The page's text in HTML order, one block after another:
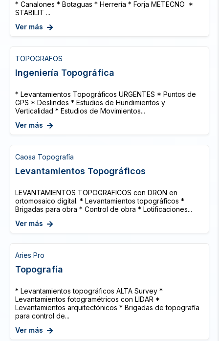
* Canalones * Botaguas * Herrería * Forja METECNO *
STABILIT ...
Ver más
TOPOGRAFOS
Ingeniería Topográfica
* Levantamientos Topográficos URGENTES * Puntos de
GPS * Deslindes * Estudios de Hundimientos y
Verticalidad * Estudios de Movimientos...
Ver más
Caosa Topografía
Levantamientos Topográficos
LEVANTAMIENTOS TOPOGRAFICOS con DRON en
ortomosaico digital. * Levantamientos topográficos *
Brigadas para obra * Control de obra * Lotificaciones...
Ver más
Aries Pro
Topografía
* Levantamientos topográficos ALTA Survey *
Levantamientos fotogramétricos con LIDAR *
Levantamientos arquitectónicos * Brigadas de topografía
para control de...
Ver más